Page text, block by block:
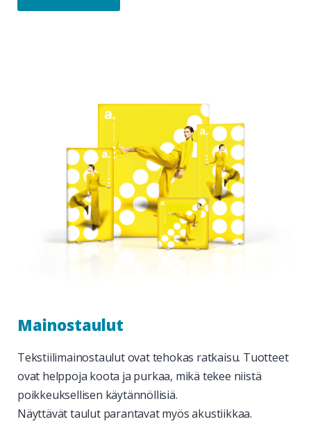
Mainostaulut
Tekstiilimainostaulut ovat tehokas ratkaisu. Tuotteet
ovat helppoja koota ja purkaa, mikä tekee niistä
poikkeuksellisen käytännöllisiä.
Näyttävät taulut parantavat myös akustiikkaa.